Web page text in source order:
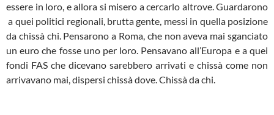
essere in loro, e allora si misero a cercarlo altrove. Guardarono
a quei politici regionali, brutta gente, messi in quella posizione
da chissà chi. Pensarono a Roma, che non aveva mai sganciato
un euro che fosse uno per loro. Pensavano all’Europa e a quei
fondi FAS che dicevano sarebbero arrivati e chissà come non
arrivavano mai, dispersi chissà dove. Chissà da chi.